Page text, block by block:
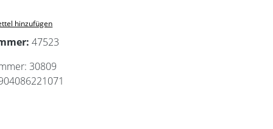
hinzufügen
47523
30809